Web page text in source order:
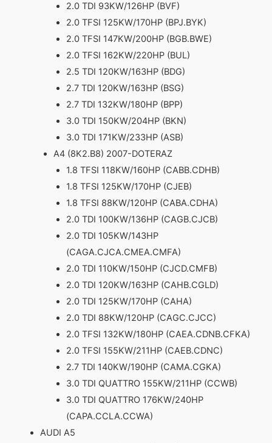
2.0 TDI 93KW/126HP (BVF)
2.0 TFSI 125KW/170HP (BPJ.BYK)
2.0 TFSI 147KW/200HP (BGB.BWE)
2.0 TFSI 162KW/220HP (BUL)
2.5 TDI 120KW/163HP (BDG)
2.7 TDI 120KW/163HP (BSG)
2.7 TDI 132KW/180HP (BPP)
3.0 TDI 150KW/204HP (BKN)
3.0 TDI 171KW/233HP (ASB)
A4 (8K2.B8) 2007-DOTERAZ
1.8 TFSI 118KW/160HP (CABB.CDHB)
1.8 TFSI 125KW/170HP (CJEB)
1.8 TFSI 88KW/120HP (CABA.CDHA)
2.0 TDI 100KW/136HP (CAGB.CJCB)
2.0 TDI 105KW/143HP
(CAGA.CJCA.CMEA.CMFA)
2.0 TDI 110KW/150HP (CJCD.CMFB)
2.0 TDI 120KW/163HP (CAHB.CGLD)
2.0 TDI 125KW/170HP (CAHA)
2.0 TDI 88KW/120HP (CAGC.CJCC)
2.0 TFSI 132KW/180HP (CAEA.CDNB.CFKA)
2.0 TFSI 155KW/211HP (CAEB.CDNC)
2.7 TDI 140KW/190HP (CAMA.CGKA)
3.0 TDI QUATTRO 155KW/211HP (CCWB)
3.0 TDI QUATTRO 176KW/240HP
(CAPA.CCLA.CCWA)
AUDI A5